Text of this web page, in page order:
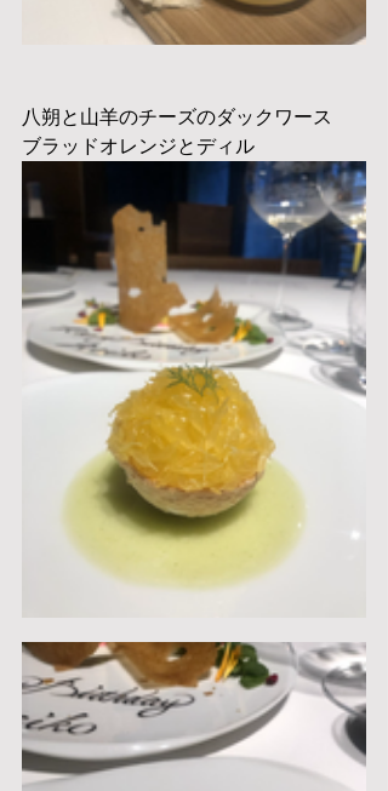
八朔と山羊のチーズのダックワース
ブラッドオレンジとディル